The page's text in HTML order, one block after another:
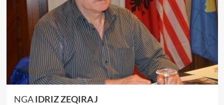
NGAIDRIZ ZEQIRAJ